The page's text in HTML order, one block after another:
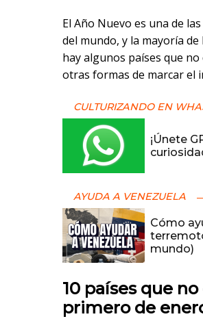
El Año Nuevo es una de
del mundo, y la mayoría
hay algunos países que
otras formas de marcar el
CULTURIZANDO EN
¡Únete
AYUDA A VENEZUELA
Cómo
mundo)
10 países que
primero de